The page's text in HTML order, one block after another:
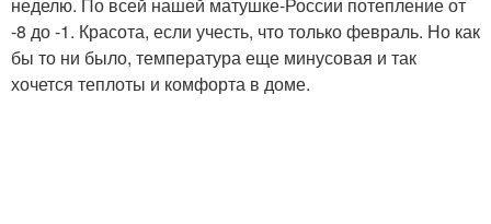
-8 до -1. Красота, если учесть, что только февраль. Но как
бы то ни было, температура еще минусовая и так
хочется теплоты и комфорта в доме.